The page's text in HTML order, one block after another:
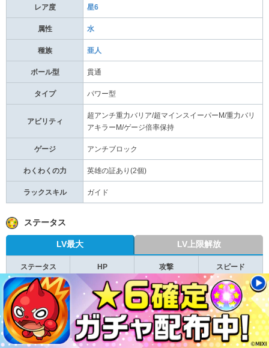
レア度 星6
属性 水
種族 亜人
ボール型 貫通
タイプ パワー型
アビリティ
超アンチ重力バリア/超マインスイーパーM/重力バリ
アキラーM/ゲージ倍率保持
ゲージ アンチブロック
わくわくの力 英雄の証あり(2個)
ラックスキル ガイド
ステータス
LV最大 LV上限解放
ステータス HP 攻撃 スピード
LV最大 18,823 32,929 241.33
タス値 +4,900 +3,450 +51.85
最終ステ 23,723 36,379 293.18